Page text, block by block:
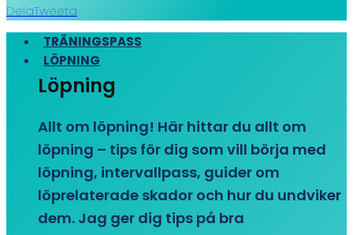
DelaTweeta
TRÄNINGSPASS
LÖPNING
Löpning
Allt om löpning! Här hittar du allt om
löpning – tips för dig som vill börja med
löpning, intervallpass, guider om
löprelaterade skador och hur du undviker
dem. Jag ger dig tips på bra